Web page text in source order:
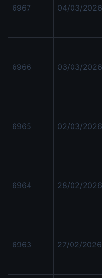
6967 04/03/2026
6966 03/03/2026
6965 02/03/2026
6964 28/02/2026
6963 27/02/2026